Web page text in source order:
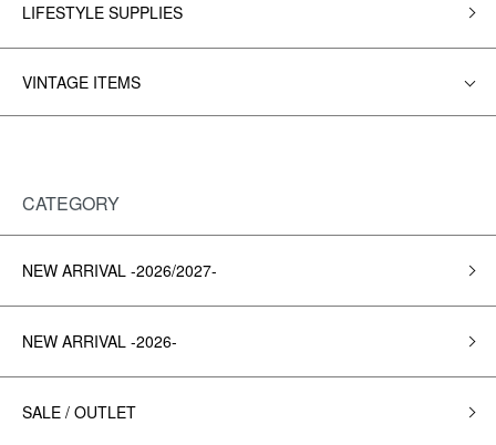
LIFESTYLE SUPPLIES
VINTAGE ITEMS
CATEGORY
NEW ARRIVAL -2026/2027-
NEW ARRIVAL -2026-
SALE / OUTLET